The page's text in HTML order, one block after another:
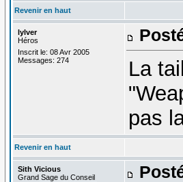
Revenir en haut
lylver
Héros
Inscrit le: 08 Avr 2005
Messages: 274
La
pas
Revenir en haut
Sith Vicious
Grand Sage du Conseil